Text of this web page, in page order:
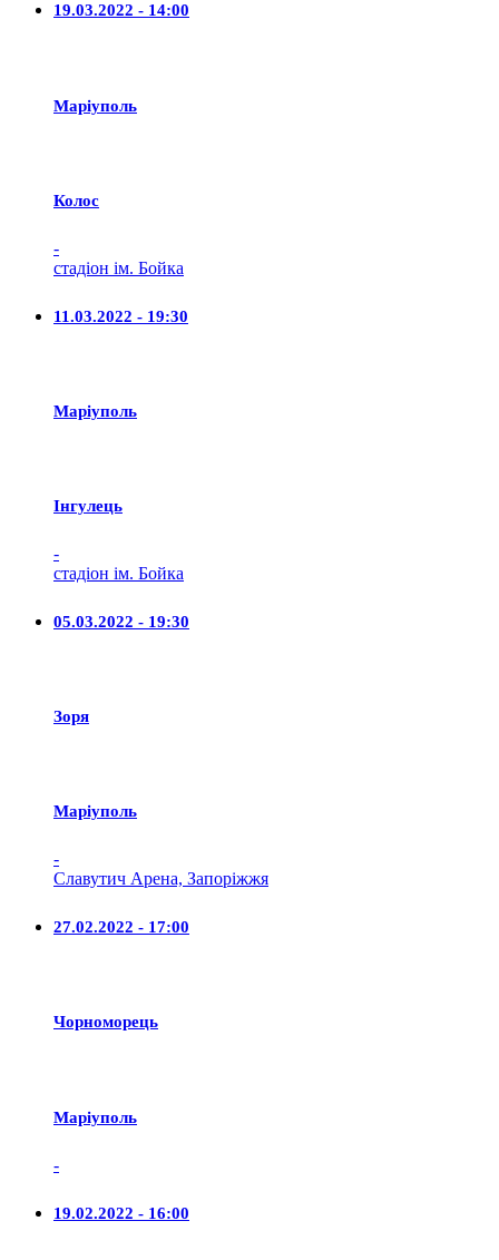
19.03.2022 - 14:00
Маріуполь
Колос
-
стадіон ім. Бойка
11.03.2022 - 19:30
Маріуполь
Iнгулець
-
стадіон ім. Бойка
05.03.2022 - 19:30
Зоря
Маріуполь
-
Славутич Арена, Запоріжжя
27.02.2022 - 17:00
Чорноморець
Маріуполь
-
19.02.2022 - 16:00